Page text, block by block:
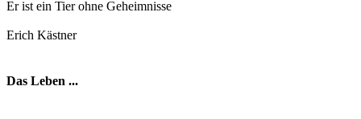
Er ist ein Tier ohne Geheimnisse
Erich Kästner
Das Leben ...